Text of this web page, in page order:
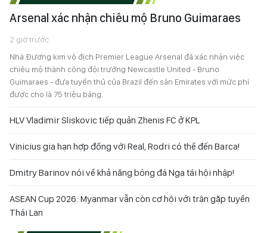
Arsenal xác nhận chiêu mộ Bruno Guimaraes
2 giờ trước
Nhà Đương kim vô địch Premier League Arsenal đã xác nhận việc
chiêu mộ thành công đội trưởng Newcastle United - Bruno
Guimaraes - đưa tuyển thủ của Brazil đến sân Emirates với mức phí
được cho là 75 triệu bảng.
HLV Vladimir Sliskovic tiếp quản Zhenis FC ở KPL
Vinicius gia hạn hợp đồng với Real, Rodri có thể đến Barca!
Dmitry Barinov nói về khả năng bóng đá Nga tái hội nhập!
ASEAN Cup 2026: Myanmar vẫn còn cơ hội với trận gặp tuyển
Thái Lan